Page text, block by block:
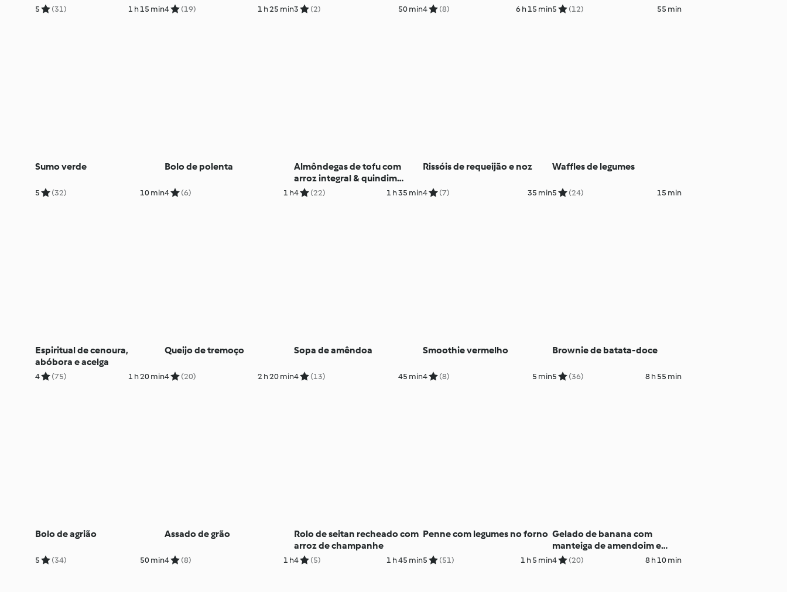
5 (31) 1 h 15 min4 (19) 1 h 25 min3 (2) 50 min4 (8) 6 h 15 min5 (12) 55 min
Sumo verde
5 (32) 10 min
Bolo de polenta
4 (6) 1 h
Almôndegas de tofu com
arroz integral & quindim
vegan
4 (22) 1 h 35 min
Rissóis de requeijão e noz
4 (7) 35 min
Waffles de legumes
5 (24) 15 min
Espiritual de cenoura,
abóbora e acelga
4 (75) 1 h 20 min
Queijo de tremoço
4 (20) 2 h 20 min
Sopa de amêndoa
4 (13) 45 min
Smoothie vermelho
4 (8) 5 min
Brownie de batata-doce
5 (36) 8 h 55 min
Bolo de agrião
5 (34) 50 min
Assado de grão
4 (8) 1 h
Rolo de seitan recheado com
arroz de champanhe
4 (5) 1 h 45 min
Penne com legumes no forno
5 (51) 1 h 5 min
Gelado de banana com
manteiga de amendoim e
chocolate
4 (20) 8 h 10 min